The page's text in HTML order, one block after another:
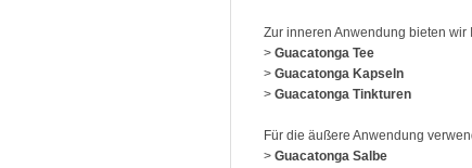
Zur inneren Anwendung bieten wir
> Guacatonga Tee
> Guacatonga Kapseln
> Guacatonga Tinkturen
Für die äußere Anwendung
> Guacatonga Salbe